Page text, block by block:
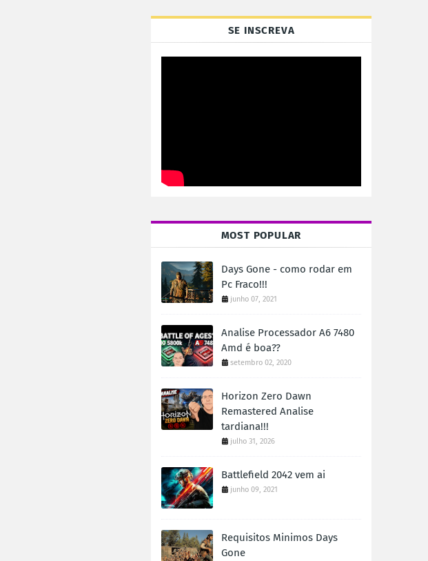
SE INSCREVA
MOST POPULAR
Days Gone - como rodar em
Pc Fraco!!!
junho 07, 2021
Analise Processador A6 7480
Amd é boa??
setembro 02, 2020
Horizon Zero Dawn
Remastered Analise
tardiana!!!
julho 31, 2026
Battlefield 2042 vem ai
junho 09, 2021
Requisitos Minimos Days
Gone